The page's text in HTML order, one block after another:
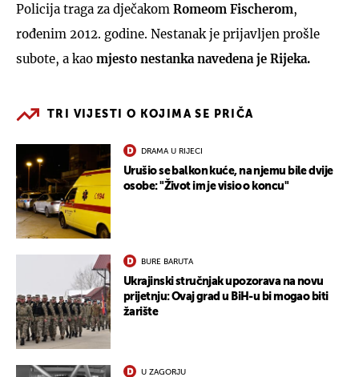
Policija traga za dječakom Romeom Fischerom,
rođenim 2012. godine. Nestanak je prijavljen prošle
subote, a kao mjesto nestanka navedena je Rijeka.
TRI VIJESTI O KOJIMA SE PRIČA
DRAMA U RIJECI
Urušio se balkon kuće, na njemu bile dvije
osobe: "Život im je visio o koncu"
BURE BARUTA
Ukrajinski stručnjak upozorava na novu
prijetnju: Ovaj grad u BiH-u bi mogao biti
žarište
U ZAGORJU